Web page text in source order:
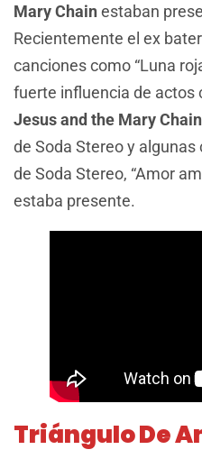
Mary Chainestaban
Recientemente el ex
canciones como “Luna
fuerte influencia de actos
Jesus and the Mary Chain
de Soda Stereo y
de Soda Stereo, “Amor
estaba presente.
Triángulo De